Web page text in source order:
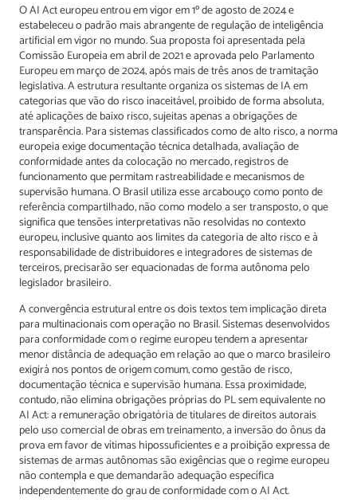
O AI Act europeu entrou em vigor em 1º de agosto de 2024 e
estabeleceu o padrão mais abrangente de regulação de inteligência
artificial em vigor no mundo. Sua proposta foi apresentada pela
Comissão Europeia em abril de 2021 e aprovada pelo Parlamento
Europeu em março de 2024, após mais de três anos de tramitação
legislativa. A estrutura resultante organiza os sistemas de IA em
categorias que vão do risco inaceitável, proibido de forma absoluta,
até aplicações de baixo risco, sujeitas apenas a obrigações de
transparência. Para sistemas classificados como de alto risco, a norma
europeia exige documentação técnica detalhada, avaliação de
conformidade antes da colocação no mercado, registros de
funcionamento que permitam rastreabilidade e mecanismos de
supervisão humana. O Brasil utiliza esse arcabouço como ponto de
referência compartilhado, não como modelo a ser transposto, o que
significa que tensões interpretativas não resolvidas no contexto
europeu, inclusive quanto aos limites da categoria de alto risco e à
responsabilidade de distribuidores e integradores de sistemas de
terceiros, precisarão ser equacionadas de forma autônoma pelo
legislador brasileiro.
A convergência estrutural entre os dois textos tem implicação direta
para multinacionais com operação no Brasil. Sistemas desenvolvidos
para conformidade com o regime europeu tendem a apresentar
menor distância de adequação em relação ao que o marco brasileiro
exigirá nos pontos de origem comum, como gestão de risco,
documentação técnica e supervisão humana. Essa proximidade,
contudo, não elimina obrigações próprias do PL sem equivalente no
AI Act: a remuneração obrigatória de titulares de direitos autorais
pelo uso comercial de obras em treinamento, a inversão do ônus da
prova em favor de vítimas hipossuficientes e a proibição expressa de
sistemas de armas autônomas são exigências que o regime europeu
não contempla e que demandarão adequação específica
independentemente do grau de conformidade com o AI Act.